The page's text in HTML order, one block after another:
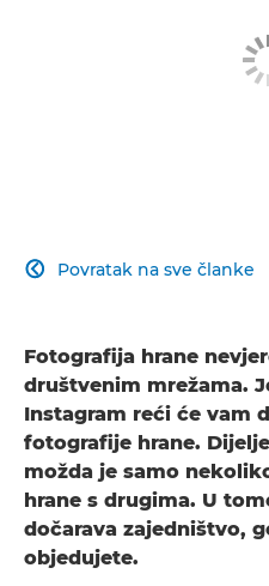
Povratak na sve članke

Fotografija hrane
društvenim mrežama.
Instagram reći će vam
fotografije hrane.
možda je samo
hrane s drugima. U
dočarava zajedništvo,
objedujete.